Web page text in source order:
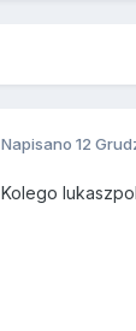
Napisano12
Kolego